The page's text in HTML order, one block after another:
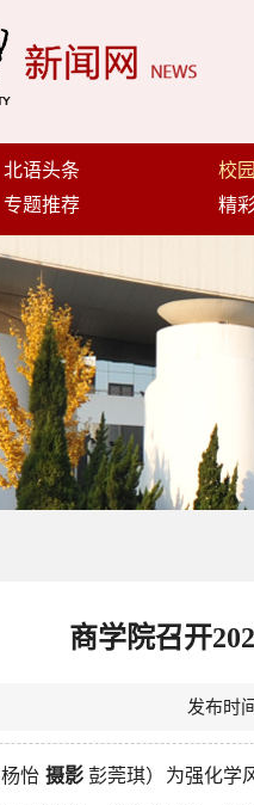
北语头条 校
专题推荐 精
商学院召开
发布时
杨怡 摄影彭莞琪）为强化学